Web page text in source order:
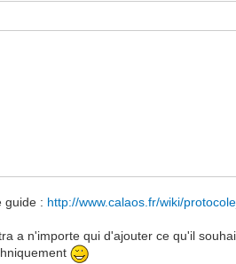
guide : http://www.calaos.fr/wiki/
a n'importe qui d'ajouter ce qu'il